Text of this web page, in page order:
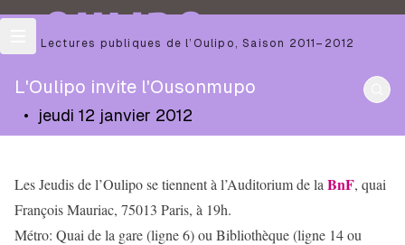
OULIPO
Les Lectures publiques de l’Oulipo ,Saison 2011–2012
L'Oulipo invite l'Ousonmupo
• jeudi 12 janvier 2012
Les Jeudis de l’Oulipo se tiennent à l’Auditorium de la BnF, quai
François Mauriac, 75013 Paris, à 19h.
Métro: Quai de la gare (ligne 6) ou Bibliothèque (ligne 14 ou